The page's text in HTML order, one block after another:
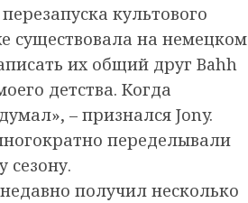
культового
существовала на немецком
их общий друг Bahh
детства. Когда
– признался Jony.
переделывали
сезону.
получил несколько